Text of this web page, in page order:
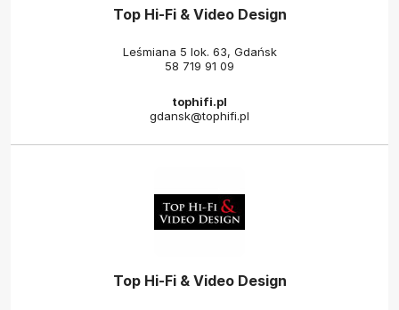
Top Hi-Fi & Video Design
Leśmiana 5 lok. 63, Gdańsk
58 719 91 09
tophifi.pl
gdansk@tophifi.pl
Top Hi-Fi & Video Design